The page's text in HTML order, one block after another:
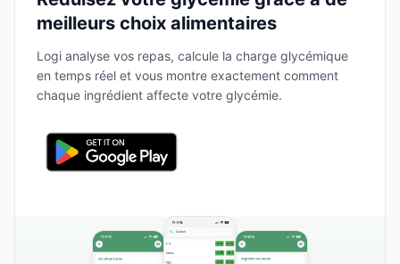
meilleurs choix alimentaires
Logi analyse vos repas, calcule la charge glycémique
en temps réel et vous montre exactement comment
chaque ingrédient affecte votre glycémie.